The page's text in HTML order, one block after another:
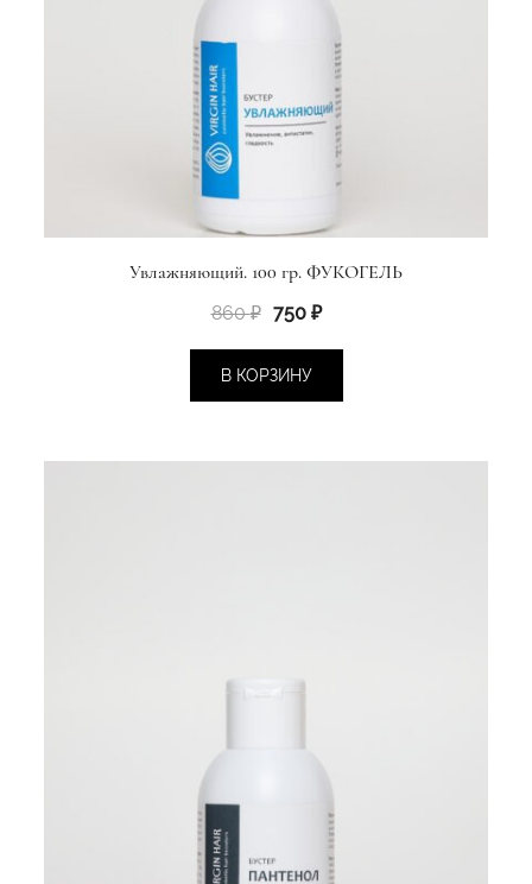
Увлажняющий. 100 гр. ФУКОГЕЛЬ
860₽ Первоначальная
составляла
860 ₽.
750 ₽Текущая
В КОРЗИНУ